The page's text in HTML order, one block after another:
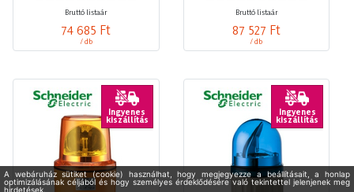
Bruttó listaár
74 685 Ft
/ db
Bruttó listaár
87 527 Ft
/ db
Ingyenes
kiszállítás
Ingyenes
kiszállítás